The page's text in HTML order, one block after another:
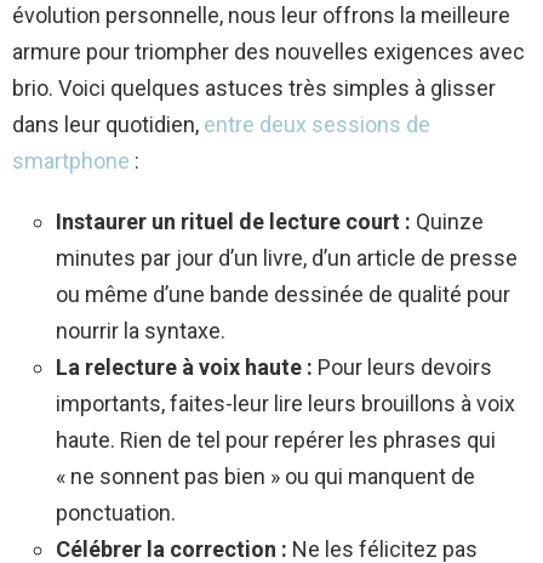
évolution personnelle, nous leur offrons la meilleure
armure pour triompher des nouvelles exigences avec
brio. Voici quelques astuces très simples à glisser
dans leur quotidien, entre deux sessions de
smartphone :
Instaurer un rituel de lecture court : Quinze
minutes par jour d’un livre, d’un article de presse
ou même d’une bande dessinée de qualité pour
nourrir la syntaxe.
La relecture à voix haute : Pour leurs devoirs
importants, faites-leur lire leurs brouillons à voix
haute. Rien de tel pour repérer les phrases qui
« ne sonnent pas bien » ou qui manquent de
ponctuation.
Célébrer la correction : Ne les félicitez pas